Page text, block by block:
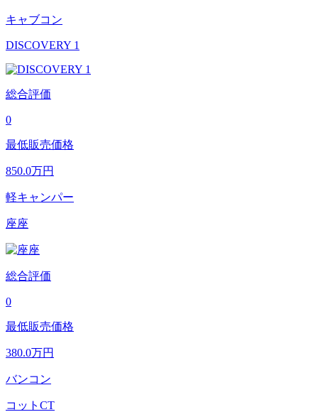
キャブコン
DISCOVERY 1
総合評価
0
最低販売価格
850.0万円
軽キャンパー
座座
総合評価
0
最低販売価格
380.0万円
バンコン
コットCT